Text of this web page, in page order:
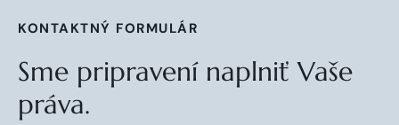
KONTAKTNÝ FORMULÁR
Sme pripravení naplniť Vaše
práva.